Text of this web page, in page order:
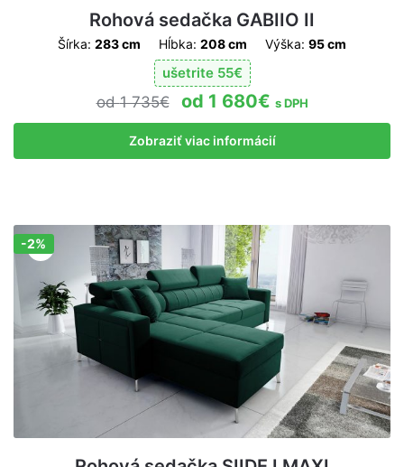
Rohová sedačka GABIIO II
Šírka: 283 cm Hĺbka: 208 cm Výška: 95 cm
ušetrite 55€
1 735€ 1 680€ s DPH
Zobraziť viac informácií
Zľava!
-2%